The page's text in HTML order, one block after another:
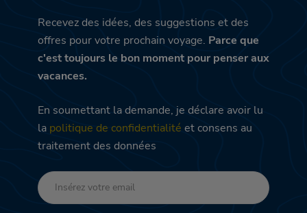
Recevez des idées, des suggestions et des
offres pour votre prochain voyage. Parce que
c'est toujours le bon moment pour penser aux
vacances.
En soumettant la demande, je déclare avoir lu
la politique de confidentialité et consens au
traitement des données